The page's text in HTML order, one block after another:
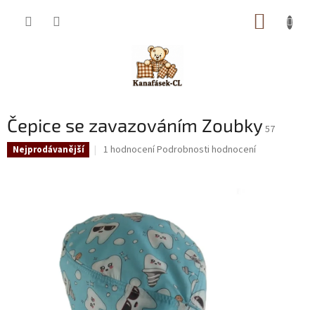
Čepice se zavazováním Zoubky 57
Nejprodávanější
Průměrné
z
5
hvězdiček.
1 hodnoceníPodrobnosti hodnocení